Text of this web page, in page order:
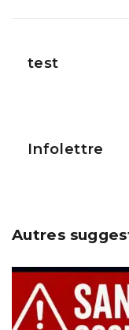
test
Infolettre
Autres